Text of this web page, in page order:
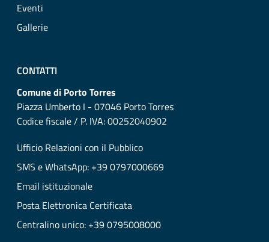
Eventi
Gallerie
CONTATTI
Comune di Porto Torres
Piazza Umberto I - 07046 Porto Torres
Codice fiscale / P. IVA: 00252040902
Ufficio Relazioni con il Pubblico
SMS e WhatsApp: +39 0797000669
Email istituzionale
Posta Elettronica Certificata
Centralino unico: +39 0795008000